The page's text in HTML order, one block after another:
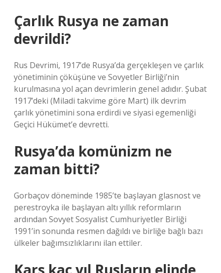
Çarlık Rusya ne zaman
devrildi?
Rus Devrimi, 1917’de Rusya’da gerçekleşen ve çarlık
yönetiminin çöküşüne ve Sovyetler Birliği’nin
kurulmasına yol açan devrimlerin genel adıdır. Şubat
1917’deki (Miladi takvime göre Mart) ilk devrim
çarlık yönetimini sona erdirdi ve siyasi egemenliği
Geçici Hükümet’e devretti.
Rusya’da komünizm ne
zaman bitti?
Gorbaçov döneminde 1985’te başlayan glasnost ve
perestroyka ile başlayan altı yıllık reformların
ardından Sovyet Sosyalist Cumhuriyetler Birliği
1991’in sonunda resmen dağıldı ve birliğe bağlı bazı
ülkeler bağımsızlıklarını ilan ettiler.